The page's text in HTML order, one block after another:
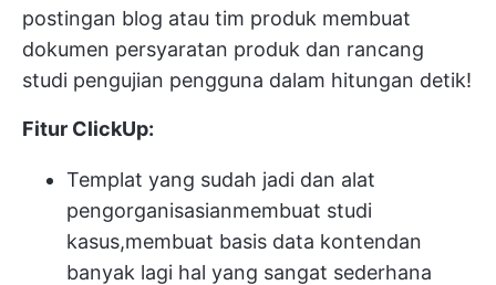
postingan blog atau tim produk membuat
dokumen persyaratan produk dan rancang
studi pengujian pengguna dalam hitungan detik!
Fitur ClickUp:
Templat yang sudah jadi dan alat
pengorganisasianmembuat studi
kasus,membuat basis data kontendan
banyak lagi hal yang sangat sederhana